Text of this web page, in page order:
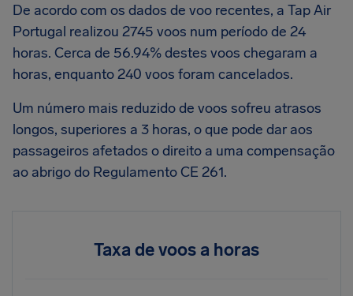
De acordo com os dados de voo recentes, a Tap Air
Portugal realizou 2745 voos num período de 24
horas. Cerca de 56.94% destes voos chegaram a
horas, enquanto 240 voos foram cancelados.
Um número mais reduzido de voos sofreu atrasos
longos, superiores a 3 horas, o que pode dar aos
passageiros afetados o direito a uma compensação
ao abrigo do Regulamento CE 261.
Taxa de voos a horas